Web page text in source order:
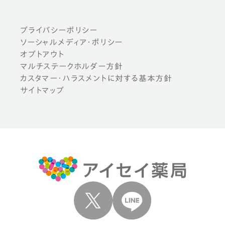
プライバシーポリシー
ソーシャルメディア・ポリシー
オプトアウト
マルチステークホルダー方針
カスタマー・ハラスメントに対する基本方針
サイトマップ